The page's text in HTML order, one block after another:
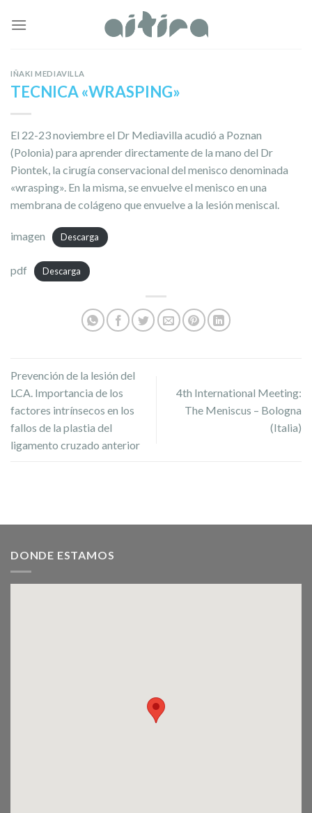
IÑAKI MEDIAVILLA
TECNICA «WRASPING»
El 22-23 noviembre el Dr Mediavilla acudió a Poznan
(Polonia) para aprender directamente de la mano del Dr
Piontek, la cirugía conservacional del menisco denominada
«wrasping». En la misma, se envuelve el menisco en una
membrana de colágeno que envuelve a la lesión meniscal.
imagen Descarga
pdf Descarga
Prevención de la lesión del
LCA. Importancia de los
factores intrínsecos en los
fallos de la plastia del
ligamento cruzado anterior
4th International Meeting:
The Meniscus – Bologna
(Italia)
DONDE ESTAMOS